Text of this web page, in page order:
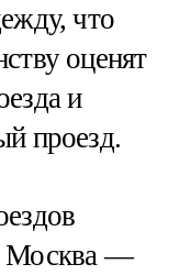
что
оценят
и
проезд.
Москва —